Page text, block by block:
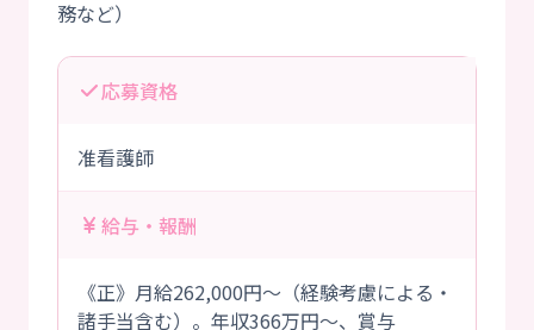
応募資格
准看護師
給与・報酬
《正》月給262,000円～（経験考慮による・
諸手当含む）。年収366万円～、賞与